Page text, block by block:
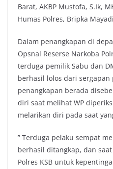
Barat, AKBP Mustofa, S.Ik,
Humas Polres, Bripka
Dalam penangkapan di
Opsnal Reserse Narkoba
terduga pemilik Sabu dan
berhasil lolos dari sergapan
penangkapan berada
diri saat melihat WP
melarikan diri pada saat
” Terduga pelaku sempat
berhasil ditangkap, dan
Polres KSB untuk